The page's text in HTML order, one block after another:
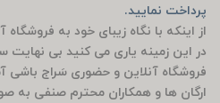
پرداخت نمایید.
از اینکه با نگاه زیبای خود به
در این زمینه یاری می کنید بی نهایت
فروشگاه آنلاین و حضوری سَراج باشی
ارگان ها و همکاران محترم صنفی به